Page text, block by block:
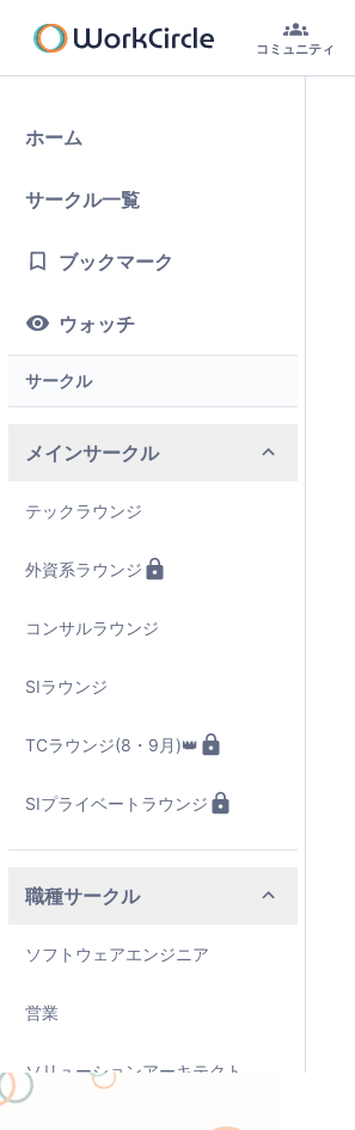
コミュニティ
ホーム
サークル一覧
ブックマーク
ウォッチ
サークル
メインサークル
テックラウンジ
外資系ラウンジ
コンサルラウンジ
SIラウンジ
TCラウンジ(8・9月)👑
SIプライベートラウンジ
職種サークル
ソフトウェアエンジニア
営業
ソリューションアーキテクト